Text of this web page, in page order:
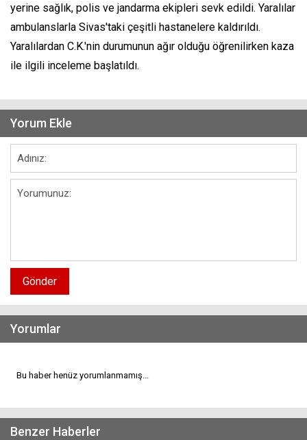
yerine sağlık, polis ve jandarma ekipleri sevk edildi. Yaralılar
ambulanslarla Sivas'taki çeşitli hastanelere kaldırıldı.
Yaralılardan C.K.'nin durumunun ağır olduğu öğrenilirken kaza
ile ilgili inceleme başlatıldı.
Yorum Ekle
Gönder
Yorumlar
Bu haber henüz yorumlanmamış...
Benzer Haberler